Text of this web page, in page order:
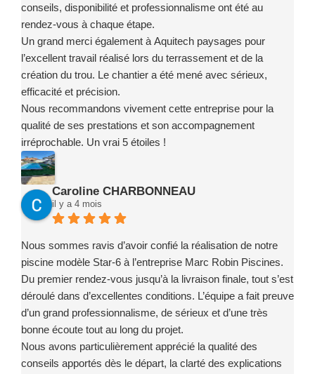
conseils, disponibilité et professionnalisme ont été au
rendez-vous à chaque étape.
Un grand merci également à Aquitech paysages pour
l’excellent travail réalisé lors du terrassement et de la
création du trou. Le chantier a été mené avec sérieux,
efficacité et précision.
Nous recommandons vivement cette entreprise pour la
qualité de ses prestations et son accompagnement
irréprochable. Un vrai 5 étoiles !
Caroline CHARBONNEAU
il y a 4 mois
Nous sommes ravis d’avoir confié la réalisation de notre
piscine modèle Star-6 à l’entreprise Marc Robin Piscines.
Du premier rendez-vous jusqu’à la livraison finale, tout s’est
déroulé dans d’excellentes conditions. L’équipe a fait preuve
d’un grand professionnalisme, de sérieux et d’une très
bonne écoute tout au long du projet.
Nous avons particulièrement apprécié la qualité des
conseils apportés dès le départ, la clarté des explications